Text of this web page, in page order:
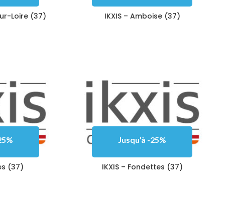
Loire (37) IKXIS – Amboise (37)
(37)
Jusqu'à -25%
IKXIS – Fondettes (37)